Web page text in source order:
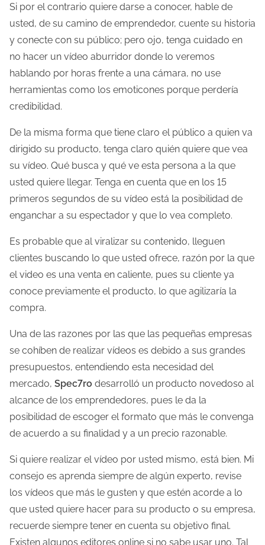
Si por el contrario quiere darse a conocer, hable de
usted, de su camino de emprendedor, cuente su historia
y conecte con su público; pero ojo, tenga cuidado en
no hacer un vídeo aburridor donde lo veremos
hablando por horas frente a una cámara, no use
herramientas como los emoticones porque perdería
credibilidad.
De la misma forma que tiene claro el público a quien va
dirigido su producto, tenga claro quién quiere que vea
su vídeo. Qué busca y qué ve esta persona a la que
usted quiere llegar. Tenga en cuenta que en los 15
primeros segundos de su vídeo está la posibilidad de
enganchar a su espectador y que lo vea completo.
Es probable que al viralizar su contenido, lleguen
clientes buscando lo que usted ofrece, razón por la que
el video es una venta en caliente, pues su cliente ya
conoce previamente el producto, lo que agilizaría la
compra.
Una de las razones por las que las pequeñas empresas
se cohíben de realizar vídeos es debido a sus grandes
presupuestos, entendiendo esta necesidad del
mercado, Spec7ro desarrolló un producto novedoso al
alcance de los emprendedores, pues le da la
posibilidad de escoger el formato que más le convenga
de acuerdo a su finalidad y a un precio razonable.
Si quiere realizar el vídeo por usted mismo, está bien. Mi
consejo es aprenda siempre de algún experto, revise
los vídeos que más le gusten y que estén acorde a lo
que usted quiere hacer para su producto o su empresa,
recuerde siempre tener en cuenta su objetivo final.
Existen algunos editores online si no sabe usar uno. Tal